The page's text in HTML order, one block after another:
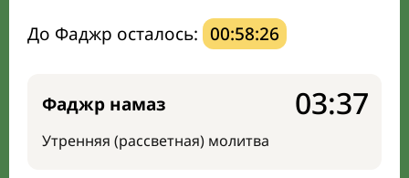
До Фаджр осталось: 00:58:25
Фаджр намаз
Утренняя (рассветная) молитва
03:37